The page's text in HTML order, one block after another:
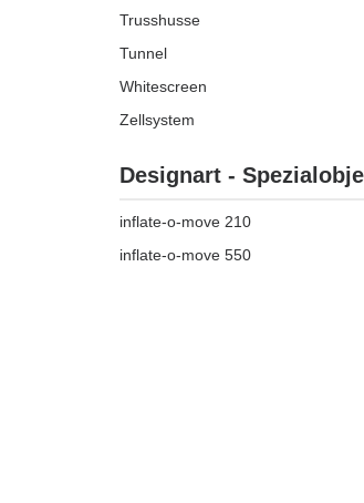
Trusshusse
Tunnel
Whitescreen
Zellsystem
Designart -
inflate-o-move 210
inflate-o-move 550